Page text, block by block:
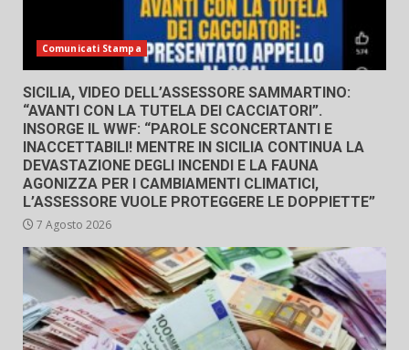
Comunicati Stampa
SICILIA, VIDEO DELL’ASSESSORE SAMMARTINO:
“AVANTI CON LA TUTELA DEI CACCIATORI”.
INSORGE IL WWF: “PAROLE SCONCERTANTI E
INACCETTABILI! MENTRE IN SICILIA CONTINUA LA
DEVASTAZIONE DEGLI INCENDI E LA FAUNA
AGONIZZA PER I CAMBIAMENTI CLIMATICI,
L’ASSESSORE VUOLE PROTEGGERE LE DOPPIETTE”
7 Agosto 2026